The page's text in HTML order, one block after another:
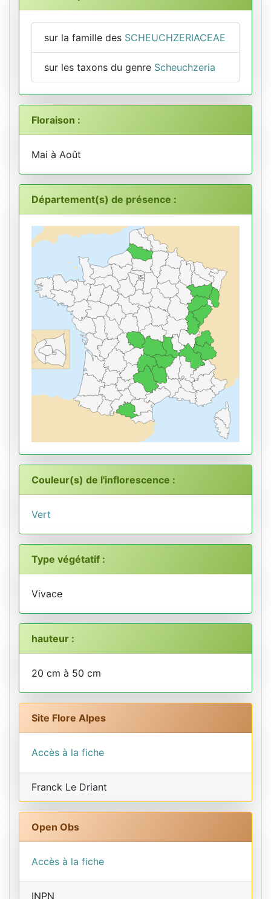
sur la famille des SCHEUCHZERIACEAE
sur les taxons du genre Scheuchzeria
Floraison :
Mai à Août
Département(s) de présence :
Couleur(s) de l'inflorescence :
Vert
Type végétatif :
Vivace
hauteur :
20 cm à 50 cm
Site Flore Alpes
Accès à la fiche
Franck Le Driant
Open Obs
Accès à la fiche
INPN